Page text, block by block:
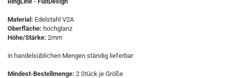
Material: Edelstahl V2A
Oberfläche: hochglanz
Höhe/Stärke: 2mm
in handelsüblichen Mengen ständig lieferbar
Mindest-Bestellmenge: 2 Stück je Größe